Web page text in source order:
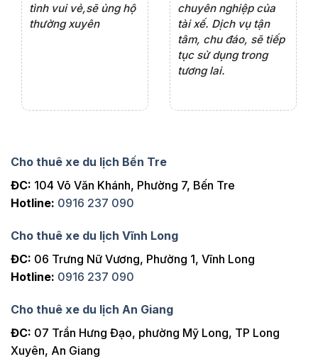
tình vui vẻ,sẽ ủng hộ
thường xuyên
chuyên nghiệp của
tài xế. Dịch vụ tận
tâm, chu đáo, sẽ tiếp
tục sử dụng trong
tương lai.
Cho thuê xe du lịch Bến Tre
ĐC: 104 Võ Văn Khánh, Phường 7, Bến Tre
Hotline: 0916 237 090
Cho thuê xe du lịch Vĩnh Long
ĐC: 06 Trưng Nữ Vương, Phường 1, Vĩnh Long
Hotline: 0916 237 090
Cho thuê xe du lịch An Giang
ĐC: 07 Trần Hưng Đạo, phường Mỹ Long, TP Long
Xuyên, An Giang